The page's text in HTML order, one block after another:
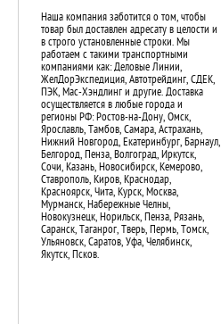
Наша компания заботится о том, чтобы
товар был доставлен адресату в целости и
в строго установленные строки. Мы
работаем с такими транспортными
компаниями как: Деловые Линии,
ЖелДорЭкспедиция, Автотрейдинг, СДЕК,
ПЭК, Мас-Хэндлинг и другие. Доставка
осуществляется в любые города и
регионы РФ: Ростов-на-Дону, Омск,
Ярославль, Тамбов, Самара, Астрахань,
Нижний Новгород, Екатеринбург, Барнаул,
Белгород, Пенза, Волгоград, Иркутск,
Сочи, Казань, Новосибирск, Кемерово,
Ставрополь, Киров, Краснодар,
Красноярск, Чита, Курск, Москва,
Мурманск, Набережные Челны,
Новокузнецк, Норильск, Пенза, Рязань,
Саранск, Таганрог, Тверь, Пермь, Томск,
Ульяновск, Саратов, Уфа, Челябинск,
Якутск, Псков.